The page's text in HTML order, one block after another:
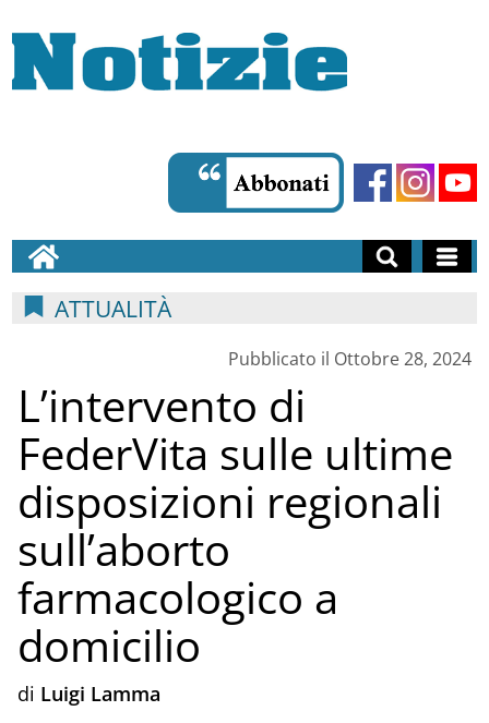
ATTUALITÀ
Pubblicato il Ottobre 28, 2024
L’intervento di
FederVita sulle ultime
disposizioni regionali
sull’aborto
farmacologico a
domicilio
di Luigi Lamma